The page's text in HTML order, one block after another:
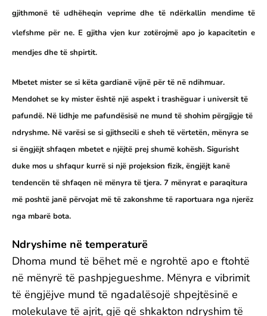
gjithmonë të udhëheqin veprime dhe të ndërkallin mendime të
vlefshme për ne. E gjitha vjen kur zotërojmë apo jo kapacitetin e
mendjes dhe të shpirtit.
Mbetet mister se si këta gardianë vijnë për të në ndihmuar.
Mendohet se ky mister është një aspekt i trashëguar i universit të
pafundë. Në lidhje me pafundësisë ne mund të shohim përgjigje të
ndryshme. Në varësi se si gjithsecili e sheh të vërtetën, mënyra se
si ëngjëjt shfaqen mbetet e njëjtë prej shumë kohësh. Sigurisht
duke mos u shfaqur kurrë si një projeksion fizik, ëngjëjt kanë
tendencën të shfaqen në mënyra të tjera. 7 mënyrat e paraqitura
më poshtë janë përvojat më të zakonshme të raportuara nga njerëz
nga mbarë bota.
Ndryshime në temperaturë
Dhoma mund të bëhet më e ngrohtë apo e ftohtë
në mënyrë të pashpjegueshme. Mënyra e vibrimit
të ëngjëjve mund të ngadalësojë shpejtësinë e
molekulave të ajrit, gjë që shkakton ndryshim të